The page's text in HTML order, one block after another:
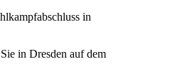
in
in Dresden auf dem